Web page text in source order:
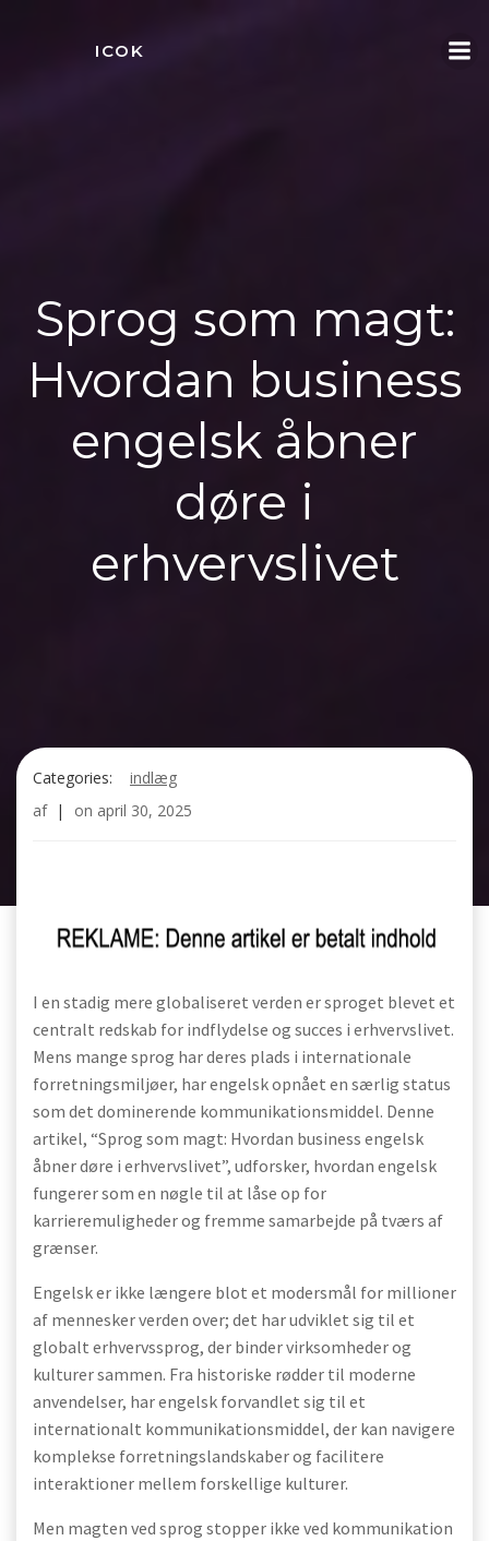
ICOK
Sprog som magt:
Hvordan business
engelsk åbner
døre i
erhvervslivet
Categories:
indlæg
af | on april 30, 2025
I en stadig mere globaliseret verden er sproget blevet et
centralt redskab for indflydelse og succes i erhvervslivet.
Mens mange sprog har deres plads i internationale
forretningsmiljøer, har engelsk opnået en særlig status
som det dominerende kommunikationsmiddel. Denne
artikel, “Sprog som magt: Hvordan business engelsk
åbner døre i erhvervslivet”, udforsker, hvordan engelsk
fungerer som en nøgle til at låse op for
karrieremuligheder og fremme samarbejde på tværs af
grænser.
Engelsk er ikke længere blot et modersmål for millioner
af mennesker verden over; det har udviklet sig til et
globalt erhvervssprog, der binder virksomheder og
kulturer sammen. Fra historiske rødder til moderne
anvendelser, har engelsk forvandlet sig til et
internationalt kommunikationsmiddel, der kan navigere
komplekse forretningslandskaber og facilitere
interaktioner mellem forskellige kulturer.
Men magten ved sprog stopper ikke ved kommunikation